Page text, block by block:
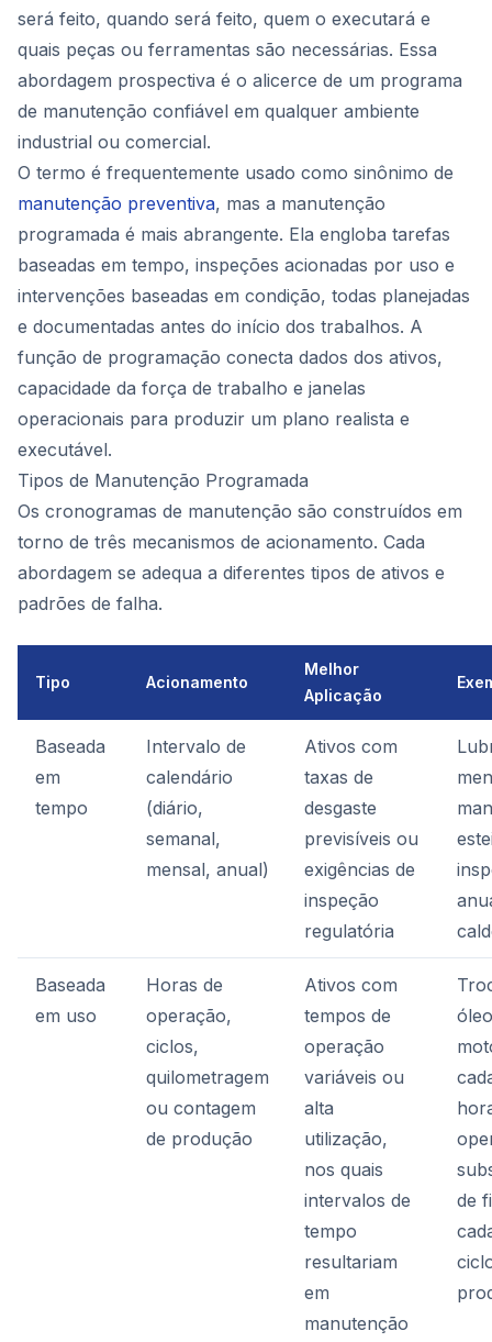
será feito, quando será feito, quem o executará e
quais peças ou ferramentas são necessárias. Essa
abordagem prospectiva é o alicerce de um programa
de manutenção confiável em qualquer ambiente
industrial ou comercial.
O termo é frequentemente usado como sinônimo de
manutenção preventiva, mas a manutenção
programada é mais abrangente. Ela engloba tarefas
baseadas em tempo, inspeções acionadas por uso e
intervenções baseadas em condição, todas planejadas
e documentadas antes do início dos trabalhos. A
função de programação conecta dados dos ativos,
capacidade da força de trabalho e janelas
operacionais para produzir um plano realista e
executável.
Tipos de Manutenção Programada
Os cronogramas de manutenção são construídos em
torno de três mecanismos de acionamento. Cada
abordagem se adequa a diferentes tipos de ativos e
padrões de falha.
Tipo Acionamento
Melhor
Aplicação
Baseada
em
tempo
Intervalo de
calendário
(diário,
semanal,
mensal, anual)
Ativos com
taxas de
desgaste
previsíveis ou
exigências de
inspeção
regulatória
Baseada
em uso
Horas de
operação,
ciclos,
quilometragem
ou contagem
de produção
Ativos com
tempos de
operação
variáveis ou
alta
utilização,
nos quais
intervalos de
tempo
resultariam
em
manutenção
de